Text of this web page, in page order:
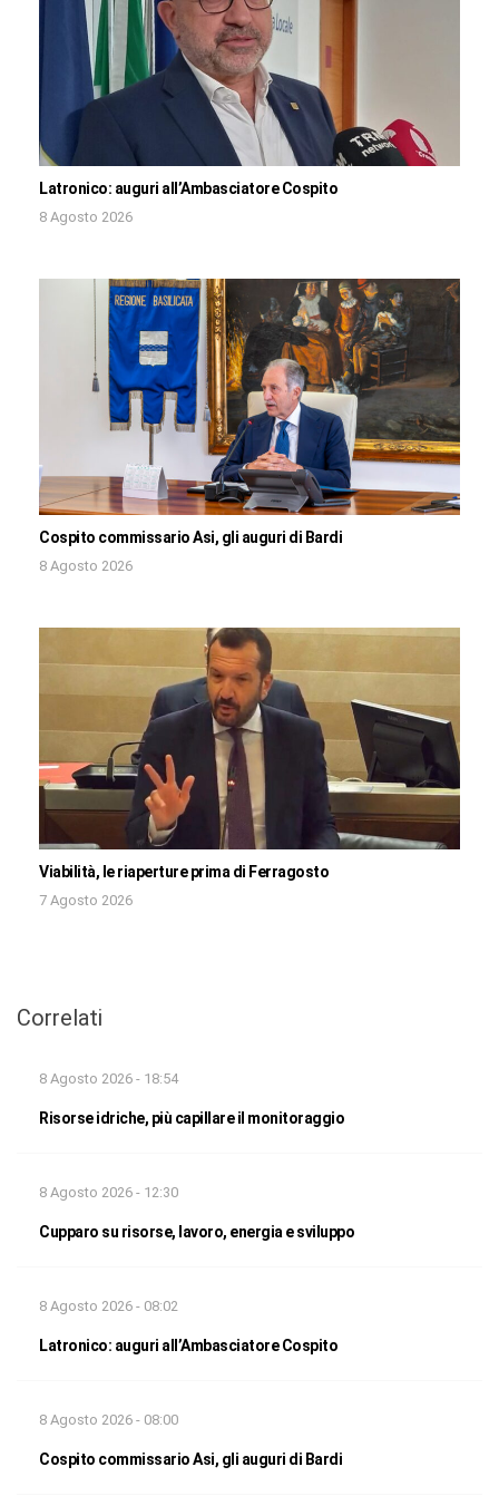
Latronico: auguri all’Ambasciatore Cospito
8 Agosto 2026
Cospito commissario Asi, gli auguri di Bardi
8 Agosto 2026
Viabilità, le riaperture prima di Ferragosto
7 Agosto 2026
Correlati
8 Agosto 2026 - 18:54
Risorse idriche, più capillare il monitoraggio
8 Agosto 2026 - 12:30
Cupparo su risorse, lavoro, energia e sviluppo
8 Agosto 2026 - 08:02
Latronico: auguri all’Ambasciatore Cospito
8 Agosto 2026 - 08:00
Cospito commissario Asi, gli auguri di Bardi